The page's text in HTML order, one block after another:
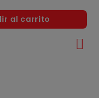
al carrito